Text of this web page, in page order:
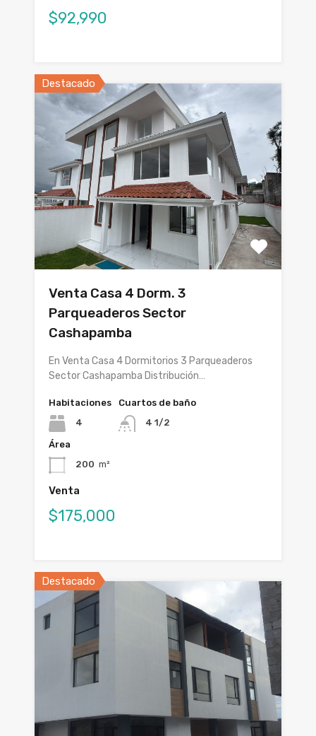
$92,990
Destacado
Venta Casa 4 Dorm. 3
Parqueaderos Sector
Cashapamba
En Venta Casa 4 Dormitorios 3 Parqueaderos
Sector Cashapamba Distribución…
Habitaciones
4
Cuartos de baño
4 1/2
Área
200 m²
Venta
$175,000
Destacado